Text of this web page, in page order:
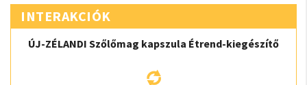
INTERAKCIÓK
ÚJ-ZÉLANDI Szőlőmag kapszula Étrend-kiegészítő